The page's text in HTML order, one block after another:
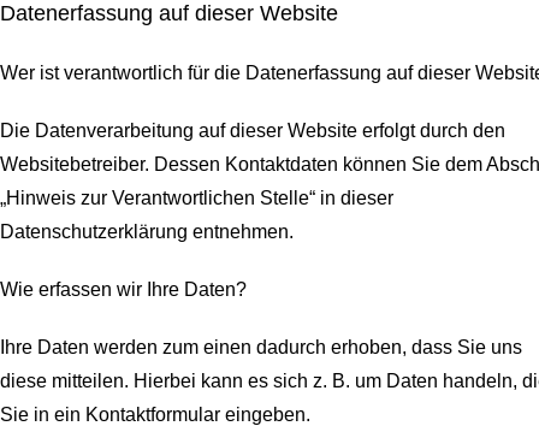
Datenerfassung auf dieser Website
Wer ist verantwortlich für die Datenerfassung auf dieser
Die Datenverarbeitung auf dieser Website erfolgt durch den
Websitebetreiber. Dessen Kontaktdaten können Sie dem
„Hinweis zur Verantwortlichen Stelle“ in dieser
Datenschutzerklärung entnehmen.
Wie erfassen wir Ihre Daten?
Ihre Daten werden zum einen dadurch erhoben, dass Sie uns
diese mitteilen. Hierbei kann es sich z. B. um Daten handeln,
Sie in ein Kontaktformular eingeben.